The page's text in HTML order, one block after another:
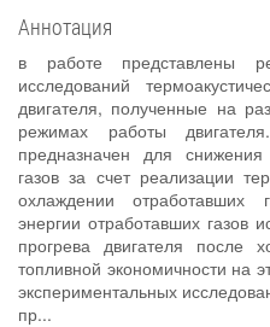
Аннотация
в работе представлены
исследований
двигателя, полученные на
режимах работы
предназначен для
газов за счет реализации
охлаждении отработавших
энергии отработавших газов
прогрева двигателя после
топливной экономичности на
экспериментальных
пр...